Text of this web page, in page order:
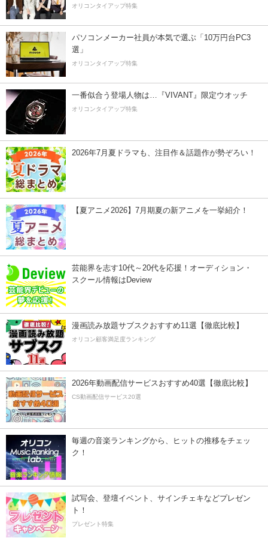
オリコンタイアップ特集
パソコンメーカー社員が本気で選ぶ「10万円台PC3
選」
オリコンタイアップ特集
一番似合う登場人物は…『VIVANT』限定ウオッチ
オリコンタイアップ特集
2026年7月夏ドラマも、注目作＆話題作が勢ぞろい！
【夏アニメ2026】7月期夏の新アニメを一挙紹介！
芸能界を志す10代～20代を応援！オーディション・
スクール情報はDeview
漫画読み放題サブスクおすすめ11選【徹底比較】
オリコン顧客満足度ランキング
2026年動画配信サービスおすすめ40選【徹底比較】
CS動画配信サービス20選
毎週の音楽ランキングから、ヒットの推移をチェッ
ク！
試写会、登壇イベント、サインチェキなどプレゼン
ト！
プレゼント特集